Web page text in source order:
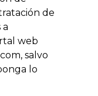
de
a
web
salvo
lo